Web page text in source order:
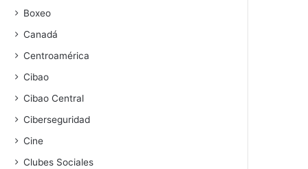
Boxeo
Canadá
Centroamérica
Cibao
Cibao Central
Ciberseguridad
Cine
Clubes Sociales